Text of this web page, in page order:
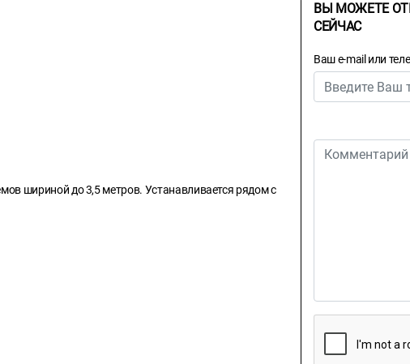
шириной до 3,5 метров. Устанавливается рядом с
ВЫ МОЖЕТЕ
СЕЙЧАС
Ваш e-mail или